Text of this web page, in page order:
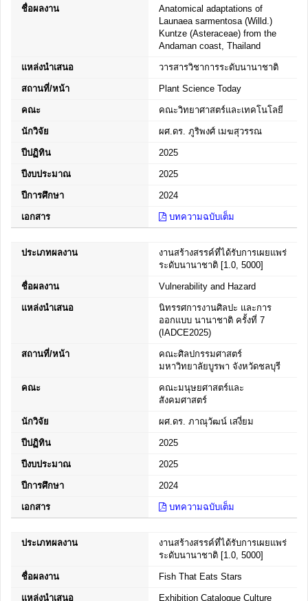
ชื่อผลงาน
Anatomical adaptations of
Launaea sarmentosa (Willd.)
Kuntze (Asteraceae) from the
Andaman coast, Thailand
แหล่งนำเสนอ วารสารวิชาการระดับนานาชาติ
สถานที่/หน้า Plant Science Today
คณะ คณะวิทยาศาสตร์และเทคโนโลยี
นักวิจัย ผศ.ดร. ภูริพงศ์ เมฆสุวรรณ
ปีปฏิทิน 2025
ปีงบประมาณ 2025
ปีการศึกษา 2024
เอกสาร บทความฉบับเต็ม
ประเภทผลงาน
งานสร้างสรรค์ที่ได้รับการเผยแพร่
ระดับนานาชาติ [1.0, 5000]
ชื่อผลงาน Vulnerability and Hazard
แหล่งนำเสนอ
นิทรรศการงานศิลปะ และการ
ออกแบบ นานาชาติ ครั้งที่ 7
(IADCE2025)
สถานที่/หน้า
คณะศิลปกรรมศาสตร์
มหาวิทยาลัยบูรพา จังหวัดชลบุรี
คณะ
คณะมนุษยศาสตร์และ
สังคมศาสตร์
นักวิจัย ผศ.ดร. ภาณุวัฒน์ เสงี่ยม
ปีปฏิทิน 2025
ปีงบประมาณ 2025
ปีการศึกษา 2024
เอกสาร บทความฉบับเต็ม
ประเภทผลงาน
งานสร้างสรรค์ที่ได้รับการเผยแพร่
ระดับนานาชาติ [1.0, 5000]
ชื่อผลงาน Fish That Eats Stars
แหล่งนำเสนอ Exhibition Catalogue Culture